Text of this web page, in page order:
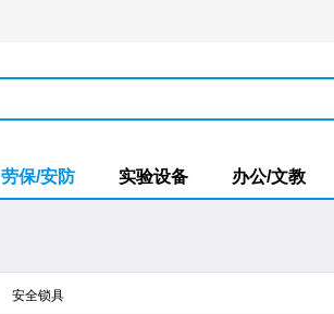
劳保/安防 实验设备 办公/文教
安全锁具